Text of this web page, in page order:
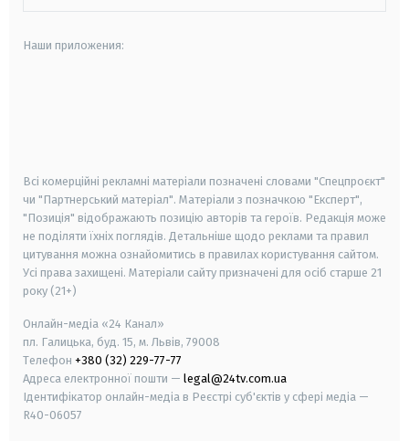
Наши приложения:
Всі комерційні рекламні матеріали позначені словами "Спецпроєкт"
чи "Партнерський матеріал". Матеріали з позначкою "Експерт",
"Позиція" відображають позицію авторів та героїв. Редакція може
не поділяти їхніх поглядів. Детальніше щодо реклами та правил
цитування можна ознайомитись в правилах користування сайтом.
Усі права захищені. Матеріали сайту призначені для осіб старше 21
року (21+)
Онлайн-медіа «24 Канал»
пл. Галицька, буд. 15, м. Львів, 79008
Телефон +380 (32) 229-77-77
Адреса електронної пошти — legal@24tv.com.ua
Ідентифікатор онлайн-медіа в Реєстрі суб'єктів у сфері медіа —
R40-06057